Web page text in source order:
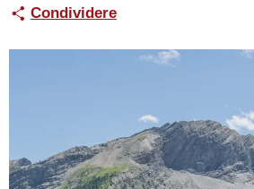
Condividere